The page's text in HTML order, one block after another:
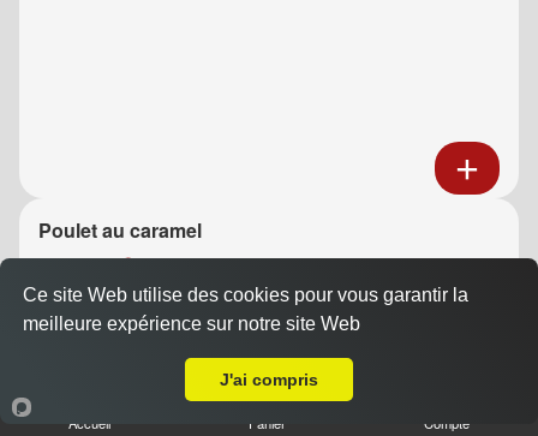
Poulet au caramel
13.40 €
Accueil Panier Compte
Ce site Web utilise des cookies pour vous garantir la
meilleure expérience sur notre site Web
J'ai compris